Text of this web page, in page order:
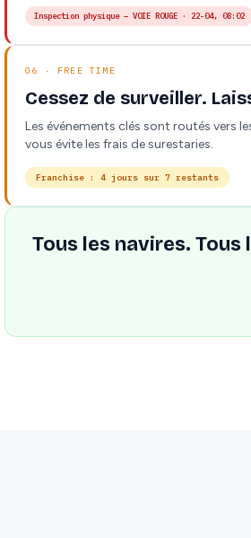
Inspection physique — VOIE ROUGE · 22-04, 08:02
06 · FREE TIME
Cessez de surveiller.
Les événements clés sont routés vers
vous évite les frais de surestaries.
Franchise : 4 jours sur 7 restants
Tous les navires.